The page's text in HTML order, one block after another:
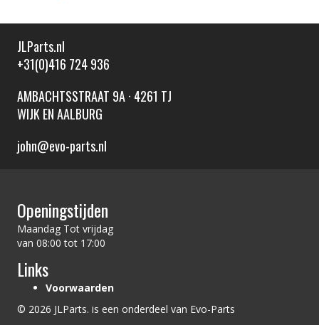
JLParts.nl
+31(0)416 724 936
AMBACHTSSTRAAT 9A · 4261 TJ
WIJK EN AALBURG
john@evo-parts.nl
Openingstijden
Maandag Tot vrijdag
van 08:00 tot 17:00
Links
Voorwaarden
© 2026 JLParts. is een onderdeel van Evo-Parts